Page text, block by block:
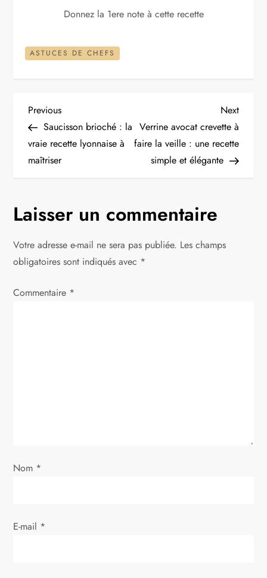
Donnez la 1ere note à cette recette
ASTUCES DE CHEFS
N
a
v
g
a
t
’
r
Previous
Post
Previous
Saucisson brioché : la
vraie recette lyonnaise à
maîtriser
Next
Post
Next
Verrine avocat crevette à
faire la veille : une recette
simple et élégante
Laisser un commentaire
Votre adresse e-mail ne sera pas publiée. Les champs
obligatoires sont indiqués avec *
Commentaire *
Nom *
E-mail *